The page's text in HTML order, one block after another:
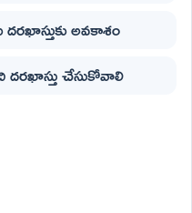
అవకాశం
దరఖాస్తు చేసుకోవాలి